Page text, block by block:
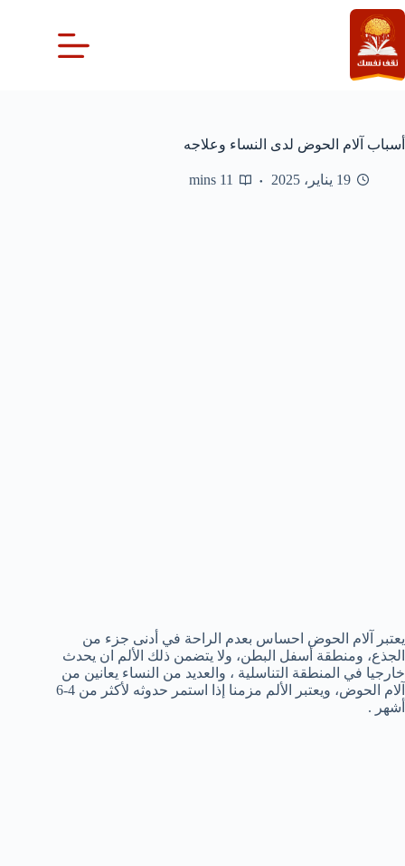
التجاوز
إلى
المحتوى
أسباب آلام الحوض لدى النساء وعلاجه
19 يناير، 2025 11 mins
يعتبر آلام الحوض احساس بعدم الراحة في أدنى جزء من
الجذع، ومنطقة أسفل البطن، ولا يتضمن ذلك الألم ان يحدث
خارجيا في المنطقة التناسلية ، والعديد من النساء يعانين من
آلام الحوض، ويعتبر الألم مزمنا إذا استمر حدوثه لأكثر من 4-6
أشهر .